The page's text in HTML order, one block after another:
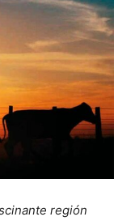
región